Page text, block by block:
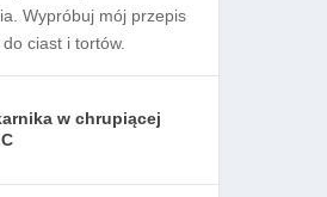
Wypróbuj mój przepis
ciast i tortów.
w chrupiącej